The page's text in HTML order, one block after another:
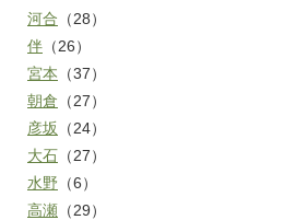
河合 （28）
伴 （26）
宮本 （37）
朝倉 （27）
彦坂 （24）
大石 （27）
水野 （6）
高瀬 （29）